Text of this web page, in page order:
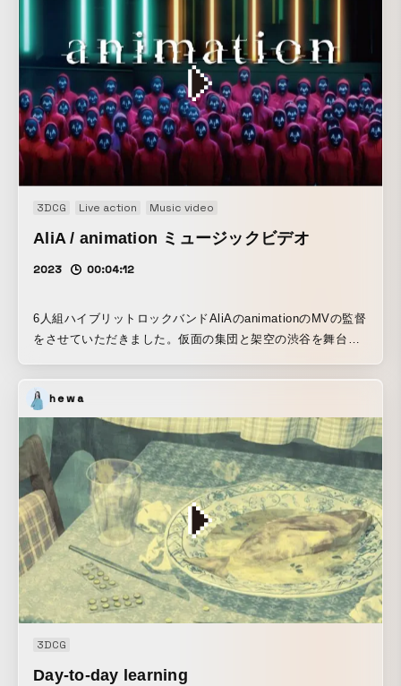
3DCG Live action Music video
AliA / animation ミュージックビデオ
2023 00:04:12
6人組ハイブリットロックバンドAliAのanimationのMVの監督
をさせていただきました。仮面の集団と架空の渋谷を舞台
考えて演出しました。
hewa
3DCG
Day-to-day learning